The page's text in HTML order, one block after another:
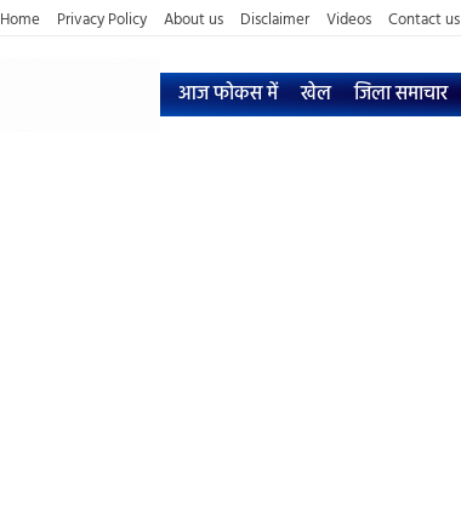
Home Privacy Policy About us Disclaimer Videos Contact us
आज फोकस में खेल जिला समाचार